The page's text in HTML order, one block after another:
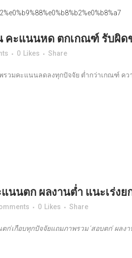
คะแนนหด ตกเกณฑ์ รับผิ
0 Likes Share
พรวมคะแนนลดลงทุกปัจจัย ต่ำกว่าเกณฑ์ ค
แนนตก ผลงานต่ำ แนะเร่
0 Likes Share
ตก’เกือบทุกปัจจัยแถมภาพรวม‘สอบตก’ผลงา